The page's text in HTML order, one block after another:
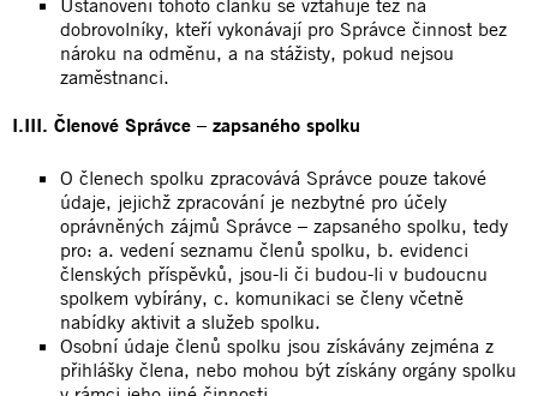
Ustanovení tohoto článku se vztahuje též na
dobrovolníky, kteří vykonávají pro Správce činnost bez
nároku na odměnu, a na stážisty, pokud nejsou
zaměstnanci.
I.III. Členové Správce – zapsaného spolku
O členech spolku zpracovává Správce pouze takové
údaje, jejichž zpracování je nezbytné pro účely
oprávněných zájmů Správce – zapsaného spolku, tedy
pro: a. vedení seznamu členů spolku, b. evidenci
členských příspěvků, jsou-li či budou-li v budoucnu
spolkem vybírány, c. komunikaci se členy včetně
nabídky aktivit a služeb spolku.
Osobní údaje členů spolku jsou získávány zejména z
přihlášky člena, nebo mohou být získány orgány spolku